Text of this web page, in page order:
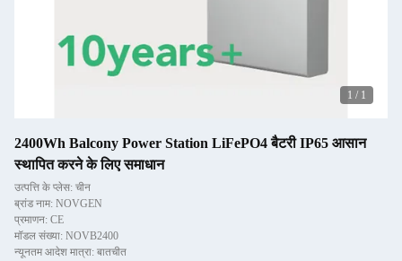
1 / 1
2400Wh Balcony Power Station LiFePO4 बैटरी IP65 आसान
स्थापित करने के लिए समाधान
उत्पत्ति के प्लेस: चीन
ब्रांड नाम: NOVGEN
प्रमाणन: CE
मॉडल संख्या: NOVB2400
न्यूनतम आदेश मात्रा: बातचीत